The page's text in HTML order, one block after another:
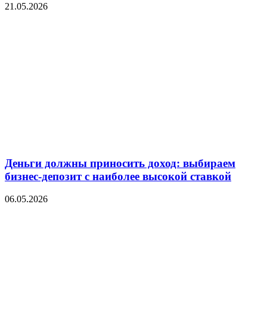
21.05.2026
Деньги должны приносить доход: выбираем
бизнес-депозит с наиболее высокой ставкой
06.05.2026